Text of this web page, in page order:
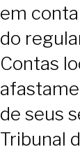
em
do
Contas
de seus
Tribunal